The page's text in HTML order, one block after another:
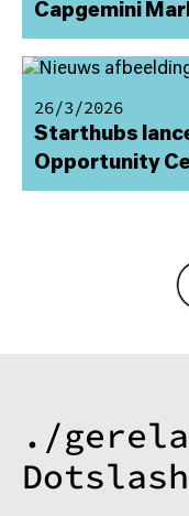
Capgemini
26/3/2026
Starthubs
Opportunity
./